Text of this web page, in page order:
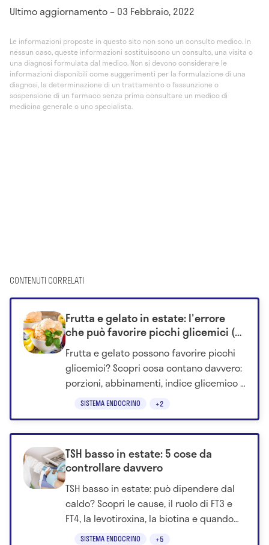
Ultimo aggiornamento – 03 Febbraio, 2022
Le informazioni proposte in questo sito non sono un consulto medico. In
nessun caso, queste informazioni sostituiscono un consulto, una visita o
una diagnosi formulata dal medico. Non si devono considerare le
informazioni disponibili come suggerimenti per la formulazione di una
diagnosi, la determinazione di un trattamento o l’assunzione o
sospensione di un farmaco senza prima consultare un medico di
medicina generale o uno specialista.
CONTENUTI CORRELATI
SISTEMA ENDOCRINO +2
Frutta e gelato in estate: l'errore
che può favorire picchi glicemici (e
non è quello che si pensa)
Frutta e gelato possono favorire picchi
glicemici? Scopri cosa contano davvero:
porzioni, abbinamenti, indice glicemico e
momento della giornata.
SISTEMA ENDOCRINO +5
TSH basso in estate: 5 cose da
controllare davvero
TSH basso in estate: può dipendere dal
caldo? Scopri le cause, il ruolo di FT3 e
FT4, la levotiroxina, la biotina e quando
consultare il medico.